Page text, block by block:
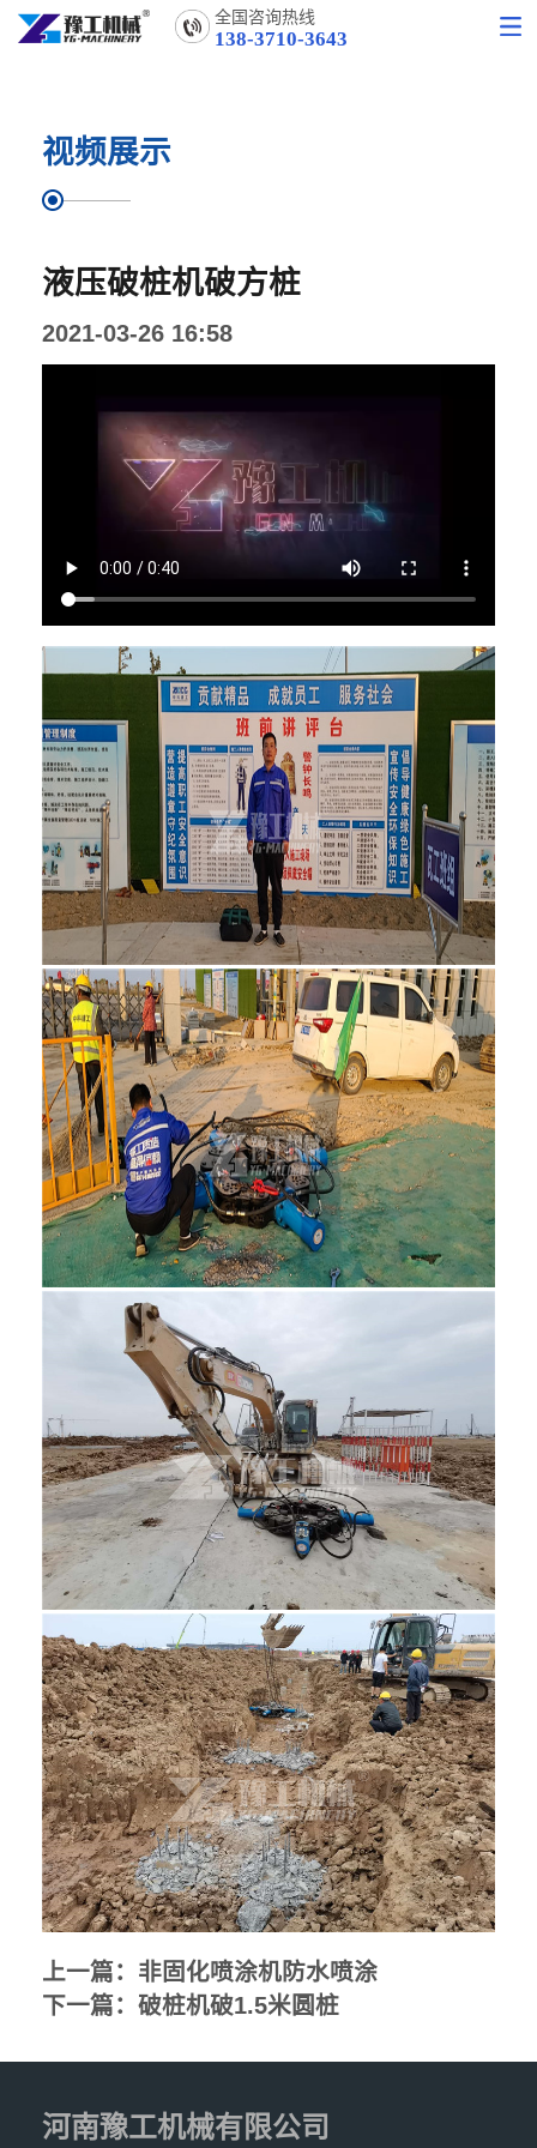
全国咨询热线
138-3710-3643
视频展示
液压破桩机破方桩
2021-03-26 16:58
上一篇： 非固化喷涂机防水喷涂
下一篇： 破桩机破1.5米圆桩
河南豫工机械有限公司